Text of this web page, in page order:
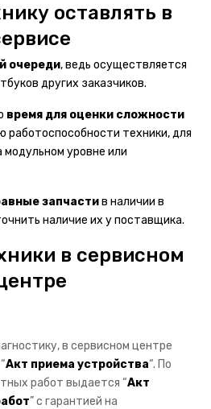
оставлять в
очереди, ведь осуществляется
других заказчиков.
время для оценки сложности
работоспособности техники, для
модульном уровне или
запчастив наличии в
наличие их у поставщика.
в сервисном
в сервисном центре
Акт приема устройства“. По
работ выдается “Акт
” с гарантией на